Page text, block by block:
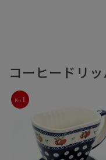
コーヒードリ